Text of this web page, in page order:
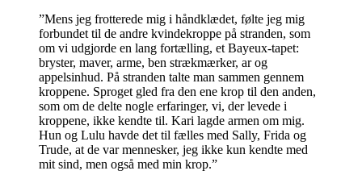
”Mens jeg frotterede mig i håndklædet, følte jeg mig
forbundet til de andre kvindekroppe på stranden, som
om vi udgjorde en lang fortælling, et Bayeux-tapet:
bryster, maver, arme, ben strækmærker, ar og
appelsinhud. På stranden talte man sammen gennem
kroppene. Sproget gled fra den ene krop til den anden,
som om de delte nogle erfaringer, vi, der levede i
kroppene, ikke kendte til. Kari lagde armen om mig.
Hun og Lulu havde det til fælles med Sally, Frida og
Trude, at de var mennesker, jeg ikke kun kendte med
mit sind, men også med min krop.”